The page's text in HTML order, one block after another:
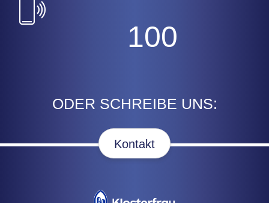
100
ODER SCHREIBE UNS:
Kontakt